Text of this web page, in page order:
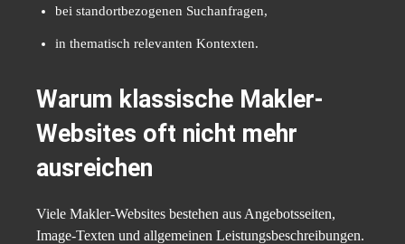
bei standortbezogenen Suchanfragen,
in thematisch relevanten Kontexten.
Warum klassische Makler-
Websites oft nicht mehr
ausreichen
Viele Makler-Websites bestehen aus Angebotsseiten,
Image-Texten und allgemeinen Leistungsbeschreibungen.